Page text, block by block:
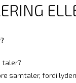
taler?
samtaler, fordi